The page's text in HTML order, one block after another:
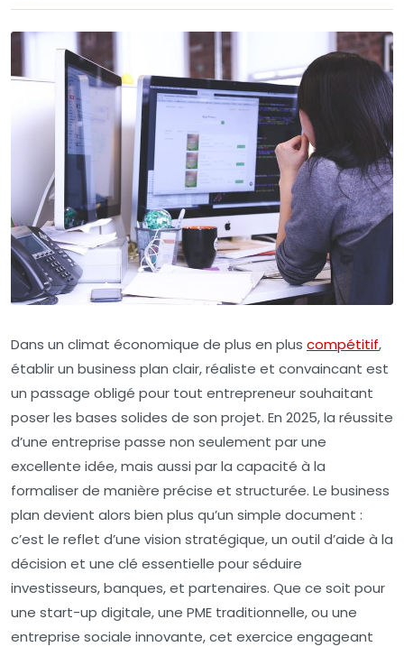
Dans un climat économique de plus en plus compétitif,
établir un business plan clair, réaliste et convaincant est
un passage obligé pour tout entrepreneur souhaitant
poser les bases solides de son projet. En 2025, la réussite
d’une entreprise passe non seulement par une
excellente idée, mais aussi par la capacité à la
formaliser de manière précise et structurée. Le business
plan devient alors bien plus qu’un simple document :
c’est le reflet d’une vision stratégique, un outil d’aide à la
décision et une clé essentielle pour séduire
investisseurs, banques, et partenaires. Que ce soit pour
une start-up digitale, une PME traditionnelle, ou une
entreprise sociale innovante, cet exercice engageant